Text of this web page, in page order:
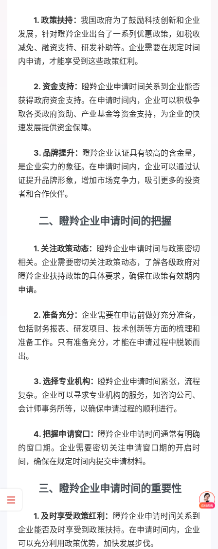
1. 政策扶持：我国政府为了鼓励科技创新和企业
发展，针对瞪羚企业出台了一系列优惠政策，如税收
减免、融资支持、研发补助等。企业需要在规定时间
内申请，才能享受到这些政策红利。
2. 资金支持： 瞪羚企业申请时间关系到企业能否
获得政府资金支持。在申请时间内，企业可以积极争
取各类政府资助、产业基金等资金支持，为企业的快
速发展提供资金保障。
3. 品牌提升： 瞪羚企业认证具有较高的含金量，
是企业实力的象征。在申请时间内，企业可以通过认
证提升品牌形象，增加市场竞争力，吸引更多的投资
者和合作伙伴。
二、瞪羚企业申请时间的把握
1. 关注政策动态：
瞪羚企业申请时间与政策密切
相关。企业需要密切关注政策动态，了解各级政府对
瞪羚企业扶持政策的具体要求，确保在政策有效期内
申请。
2. 准备充分：企业需要在申请前做好充分准备，
包括财务报表、研发项目、技术创新等方面的梳理和
准备工作。只有准备充分，才能在申请过程中脱颖而
出。
3. 选择专业机构： 瞪羚企业申请时间紧张，流程
复杂。企业可以寻求专业机构的服务，如咨询公司、
会计师事务所等，以确保申请过程的顺利进行。
4. 把握申请窗口： 瞪羚企业申请时间通常有明确
的窗口期。企业需要密切关注申请窗口期的开启时
间，确保在规定时间内提交申请材料。
三、瞪羚企业申请时间的重要性
1. 及时享受政策红利：
瞪羚企业申请时间关系到
企业能否及时享受到政策扶持。在申请时间内，企业
可以充分利用政策优势，加快发展步伐。